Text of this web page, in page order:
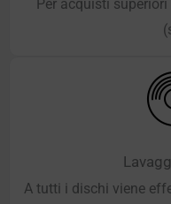
Per acquisti
A tutti i dischi viene